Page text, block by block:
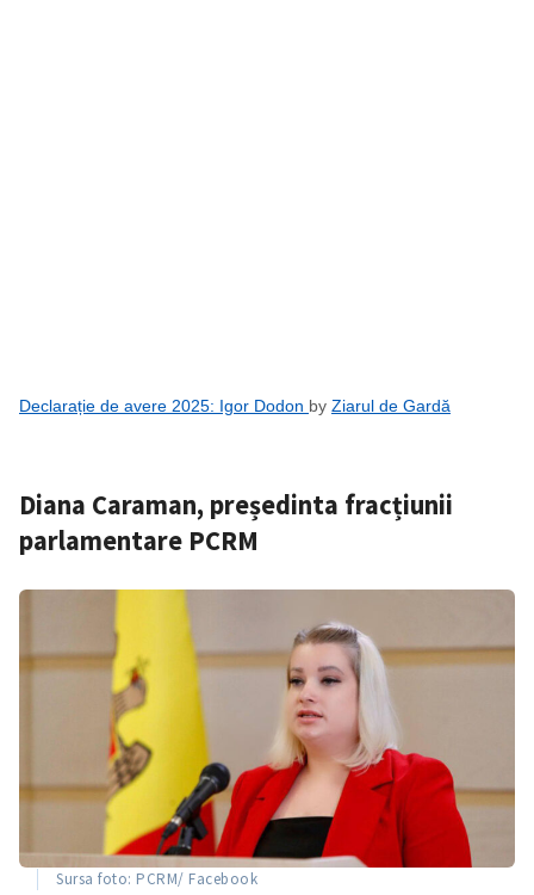
Declarație de avere 2025: Igor Dodon by Ziarul de Gardă
Diana Caraman, președinta fracțiunii
parlamentare PCRM
Sursa foto: PCRM/ Facebook